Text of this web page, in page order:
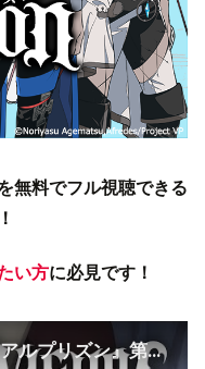
無料でフル視聴できる
い方に必見です！
TVアニメーション『ヴィジュアルプリズン』第1弾PV ／2021年10月放送開始！